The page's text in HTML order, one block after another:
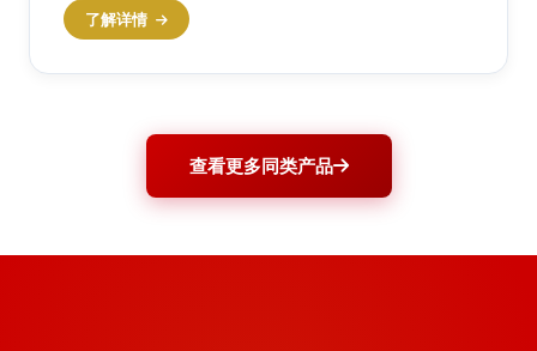
了解详情
查看更多同类产品